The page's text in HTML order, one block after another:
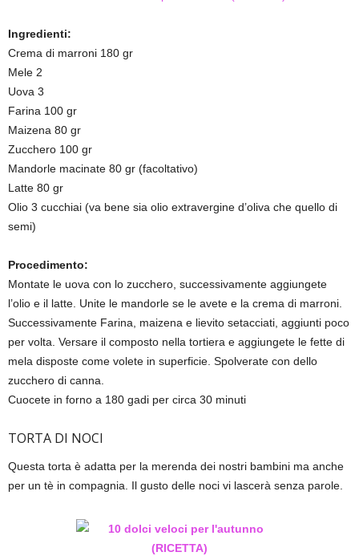
Ingredienti:
Crema di marroni 180 gr
Mele 2
Uova 3
Farina 100 gr
Maizena 80 gr
Zucchero 100 gr
Mandorle macinate 80 gr (facoltativo)
Latte 80 gr
Olio 3 cucchiai (va bene sia olio extravergine d’oliva che quello di
semi)
Procedimento:
Montate le uova con lo zucchero, successivamente aggiungete
l’olio e il latte. Unite le mandorle se le avete e la crema di marroni.
Successivamente Farina, maizena e lievito setacciati, aggiunti poco
per volta. Versare il composto nella tortiera e aggiungete le fette di
mela disposte come volete in superficie. Spolverate con dello
zucchero di canna.
Cuocete in forno a 180 gadi per circa 30 minuti
TORTA DI NOCI
Questa torta è adatta per la merenda dei nostri bambini ma anche
per un tè in compagnia. Il gusto delle noci vi lascerà senza parole.